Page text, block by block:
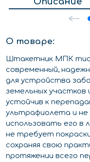
О товаре:
Штакетник МПК
современный,
для устройства
земельных
устойчив к
ультрафиолета и
использовать его в
не требует
сохраняя свою
протяжении всего